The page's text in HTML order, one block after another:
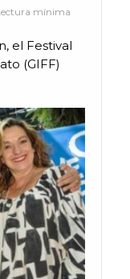
mínima
el Festival
(GIFF)